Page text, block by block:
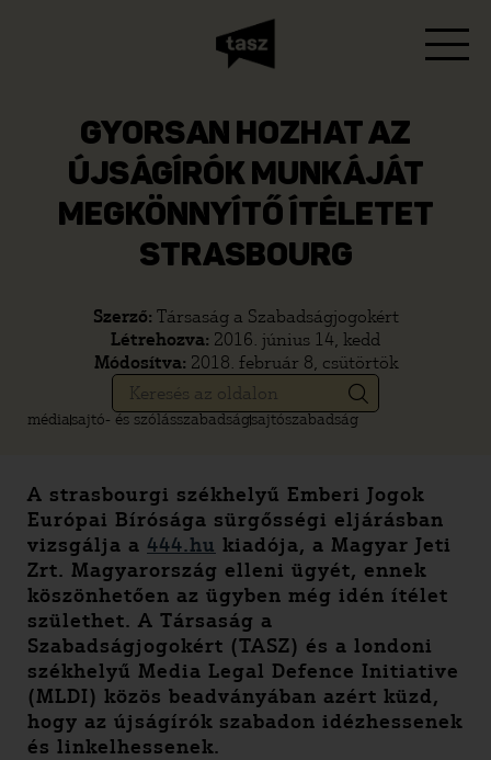
GYORSAN HOZHAT AZ
ÚJSÁGÍRÓK MUNKÁJÁT
MEGKÖNNYÍTŐ ÍTÉLETET
STRASBOURG
Szerző: Társaság a Szabadságjogokért
Létrehozva: 2016. június 14, kedd
Módosítva: 2018. február 8, csütörtök
médiasajtó- és szólásszabadságsajtószabadság
A strasbourgi székhelyű Emberi Jogok
Európai Bírósága sürgősségi eljárásban
vizsgálja a 444.hu kiadója, a Magyar Jeti
Zrt. Magyarország elleni ügyét, ennek
köszönhetően az ügyben még idén ítélet
születhet. A Társaság a
Szabadságjogokért (TASZ) és a londoni
székhelyű Media Legal Defence Initiative
(MLDI) közös beadványában azért küzd,
hogy az újságírók szabadon idézhessenek
és linkelhessenek.